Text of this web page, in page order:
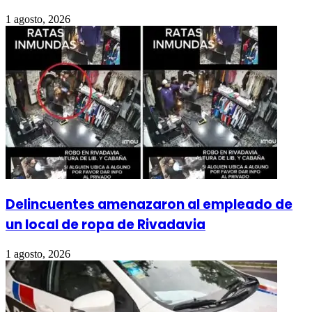
1 agosto, 2026
Delincuentes amenazaron al empleado de
un local de ropa de Rivadavia
1 agosto, 2026